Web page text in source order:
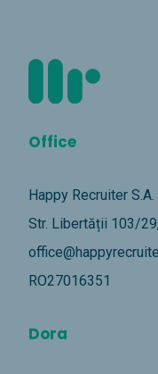
Office
Happy Recruiter S.A.
Str. Libertății 103/
RO27016351
Dora